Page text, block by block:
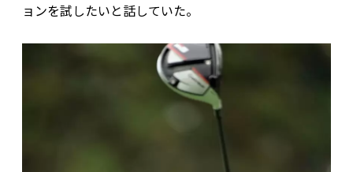
ョンを試したいと話していた。